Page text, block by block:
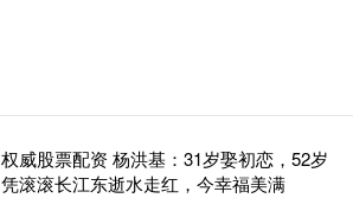
权威股票配资 杨洪基：31岁娶初恋，52岁
凭滚滚长江东逝水走红，今幸福美满